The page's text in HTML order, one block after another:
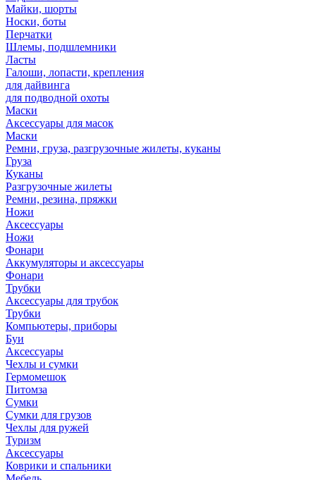
Майки, шорты
Носки, боты
Перчатки
Шлемы, подшлемники
Ласты
Галоши, лопасти, крепления
для дайвинга
для подводной охоты
Маски
Аксессуары для масок
Маски
Ремни, груза, разгрузочные жилеты, куканы
Груза
Куканы
Разгрузочные жилеты
Ремни, резина, пряжки
Ножи
Аксессуары
Ножи
Фонари
Аккумуляторы и аксессуары
Фонари
Трубки
Аксессуары для трубок
Трубки
Компьютеры, приборы
Буи
Аксессуары
Чехлы и сумки
Гермомешок
Питомза
Сумки
Сумки для грузов
Чехлы для ружей
Туризм
Аксессуары
Коврики и спальники